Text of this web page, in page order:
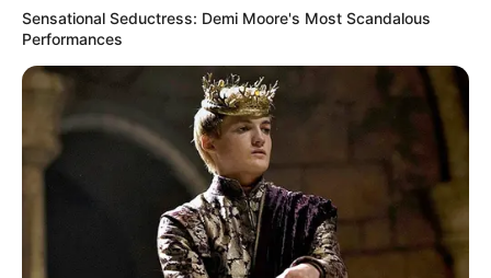
Sensational Seductress: Demi Moore's Most Scandalous
Performances